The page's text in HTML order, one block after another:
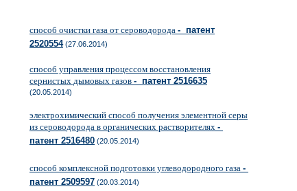
способ очистки газа от сероводорода - патент
2520554(27.06.2014)
способ управления процессом восстановления
сернистых дымовых газов - патент 2516635
(20.05.2014)
электрохимический способ получения элементной серы
из сероводорода в органических растворителях -
патент 2516480 (20.05.2014)
способ комплексной подготовки углеводородного газа -
патент 2509597 (20.03.2014)